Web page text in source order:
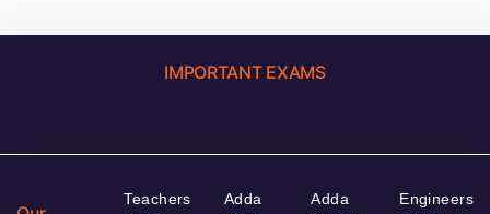
IMPORTANT EXAMS
Teachers
Adda
Adda
Engineers